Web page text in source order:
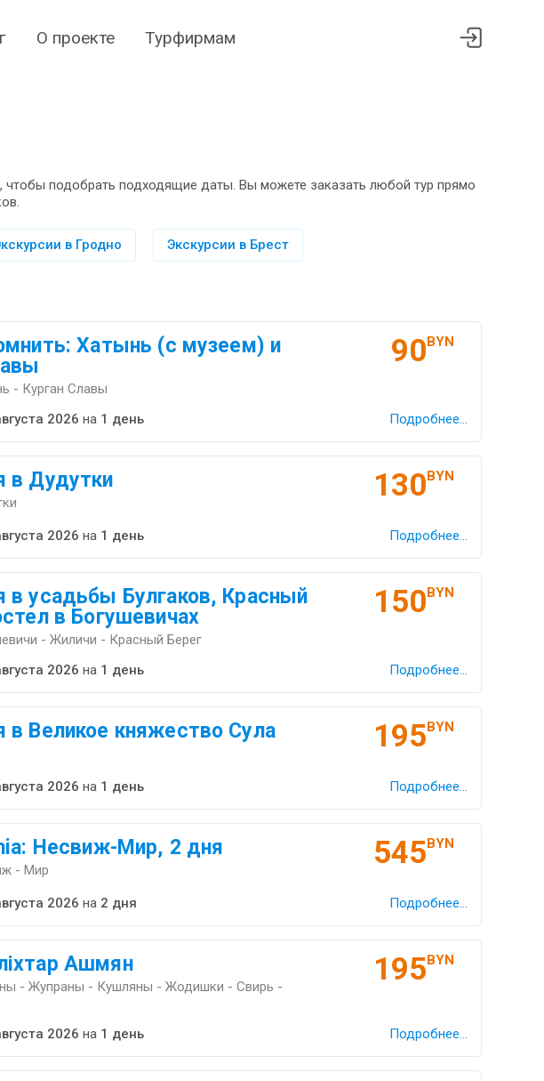
О проекте Турфирмам
чтобы подобрать подходящие даты. Вы можете заказать любой тур прямо
в Гродно Экскурсии в Брест
Хатынь (с музеем) и
- Курган Славы
90BYN
2026 на 1 день Подробнее...
в Дудутки 130BYN
2026 на 1 день Подробнее...
в усадьбы Булгаков, Красный
в Богушевичах
- Жиличи - Красный Берег
150BYN
2026 на 1 день Подробнее...
в Великое княжество Сула 195BYN
2026 на 1 день Подробнее...
Несвиж-Мир, 2 дня
- Мир 545BYN
2026 на 2 дня Подробнее...
Ашмян
- Жупраны - Кушляны - Жодишки - Свирь -
195BYN
2026 на 1 день Подробнее...